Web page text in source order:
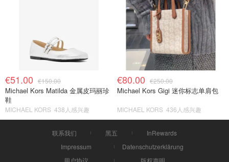
€51.00 €150.00
Michael Kors Matilda 金属皮玛丽珍
鞋
MICHAEL KORS 438人感兴趣
€80.00 €250.00
Michael Kors Gigi 迷你标志单肩包
MICHAEL KORS 436人感兴趣
联系我们 黑五
InRewards
Impressum
Datenschutzerklärung
用户协议
版权声明